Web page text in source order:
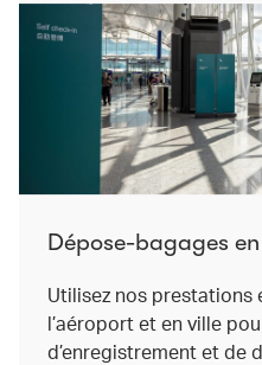
Dépose-bagages
Utilisez nos prestations
l’aéroport et en ville
d’enregistrement et de